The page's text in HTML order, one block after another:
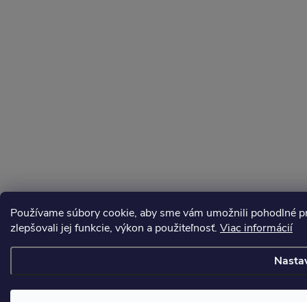
Používame súbory cookie, aby sme vám umožnili pohodlné
zlepšovali jej funkcie, výkon a použiteľnosť. Viac informácií